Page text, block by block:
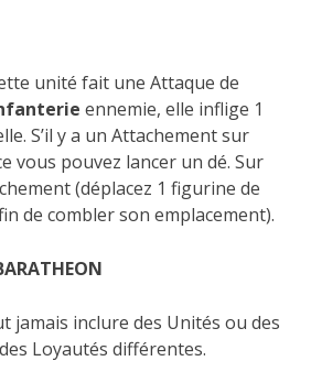
unité fait une Attaque de
ennemie, elle inflige 1
S’il y a un Attachement sur
vous pouvez lancer un dé. Sur
(déplacez 1 figurine de
de combler son emplacement).
jamais inclure des Unités ou des
Loyautés différentes.